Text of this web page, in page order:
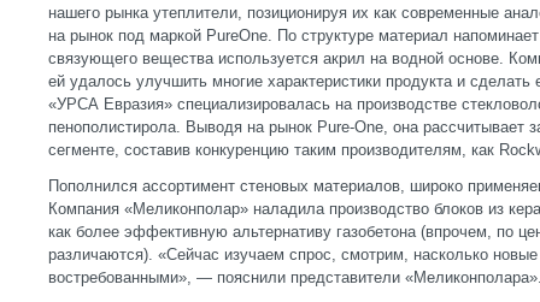
нашего рынка утеплители, позиционируя их как современные
на рынок под маркой PureOne. По структуре материал
связующего вещества используется акрил на водной основе.
ей удалось улучшить многие характеристики продукта и
«УРСА Евразия» специализировалась на производстве
пенополистирола. Выводя на рынок Pure-One, она рассчитывает
сегменте, составив конкуренцию таким производителям, как
Пополнился ассортимент стеновых материалов, широко
Компания «Меликонполар» наладила производство блоков из
как более эффективную альтернативу газобетона (впрочем, по
различаются). «Сейчас изучаем спрос, смотрим, насколько
востребованными», — пояснили представители